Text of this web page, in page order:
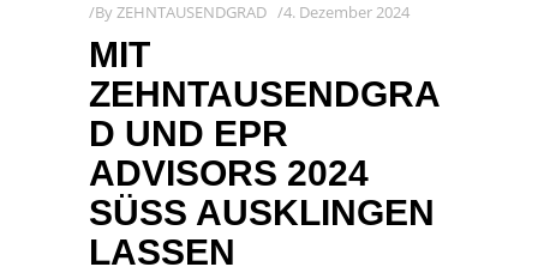
ByZEHNTAUSENDGRAD 4. Dezember 2024
MIT
ZEHNTAUSENDGRA
D UND EPR
ADVISORS 2024
SÜSS AUSKLINGEN L
ASSEN